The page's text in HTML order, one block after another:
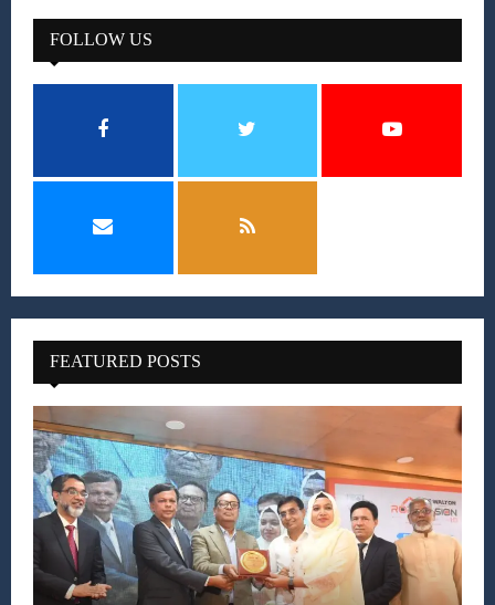
FOLLOW US
FEATURED POSTS